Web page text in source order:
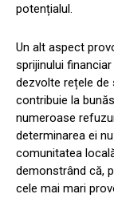
potențialul.
Un alt aspect
sprijinului
dezvolte rețele
contribuie la
numeroase
determinarea ei
comunitatea
demonstrând că,
cele mai mari